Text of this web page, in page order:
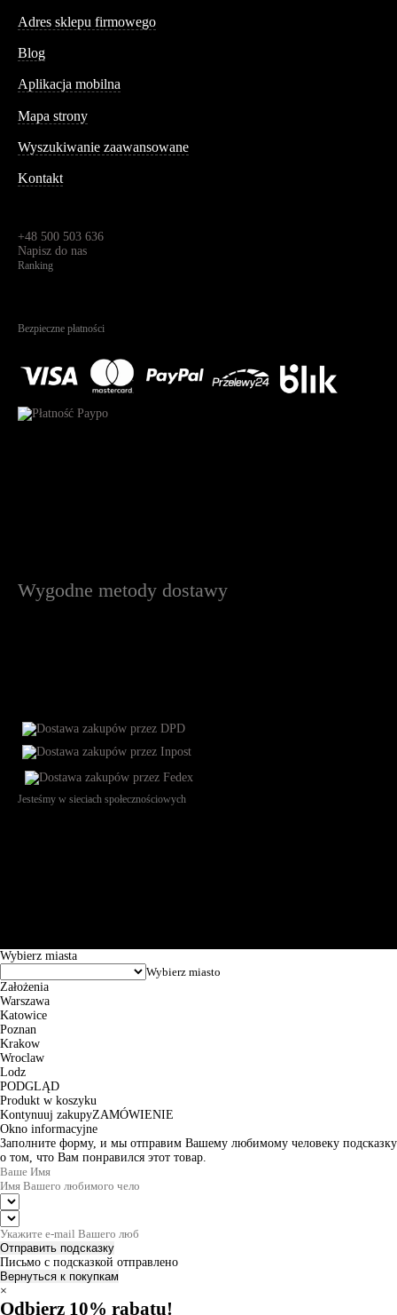
Adres sklepu firmowego
Blog
Aplikacja mobilna
Mapa strony
Wyszukiwanie zaawansowane
Kontakt
+48 500 503 636
Napisz do nas
Ranking
Bezpieczne płatności
Wygodne metody dostawy
Jesteśmy w sieciach społecznościowych
Wybierz miasta
Założenia
Warszawa
Katowice
Poznan
Krakow
Wroclaw
Lodz
PODGLĄD
Produkt w koszyku
Kontynuuj zakupyZAMÓWIENIE
Okno informacyjne
Заполните форму, и мы отправим Вашему любимому человеку подсказку
о том, что Вам понравился этот товар.
Отправить подсказку
Письмо с подсказкой отправлено
Вернуться к покупкам
×
Odbierz 10% rabatu!